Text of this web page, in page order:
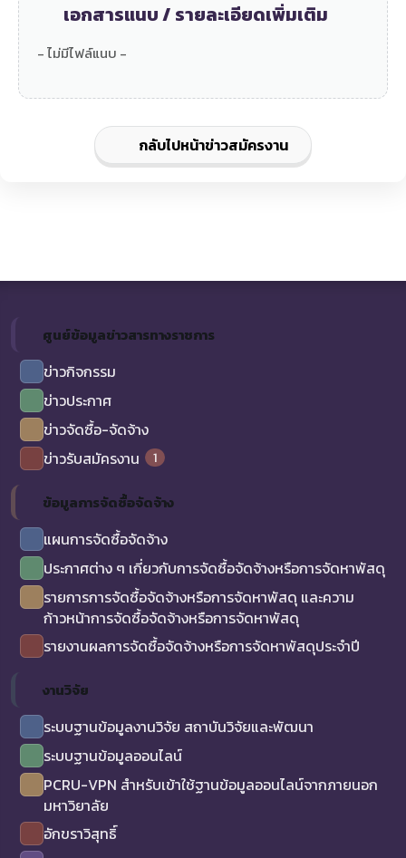
เอกสารแนบ / รายละเอียดเพิ่มเติม
- ไม่มีไฟล์แนบ -
กลับไปหน้าข่าวสมัครงาน
ศูนย์ข้อมูลข่าวสารทางราชการ
ข่าวกิจกรรม
ข่าวประกาศ
ข่าวจัดซื้อ-จัดจ้าง
ข่าวรับสมัครงาน
1
ข้อมูลการจัดซื้อจัดจ้าง
แผนการจัดซื้อจัดจ้าง
ประกาศต่าง ๆ เกี่ยวกับการจัดซื้อจัดจ้างหรือการจัดหาพัสดุ
รายการการจัดซื้อจัดจ้างหรือการจัดหาพัสดุ และความ
ก้าวหน้าการจัดซื้อจัดจ้างหรือการจัดหาพัสดุ
รายงานผลการจัดซื้อจัดจ้างหรือการจัดหาพัสดุประจำปี
งานวิจัย
ระบบฐานข้อมูลงานวิจัย สถาบันวิจัยและพัฒนา
ระบบฐานข้อมูลออนไลน์
PCRU-VPN สำหรับเข้าใช้ฐานข้อมูลออนไลน์จากภายนอก
มหาวิยาลัย
อักขราวิสุทธิ์